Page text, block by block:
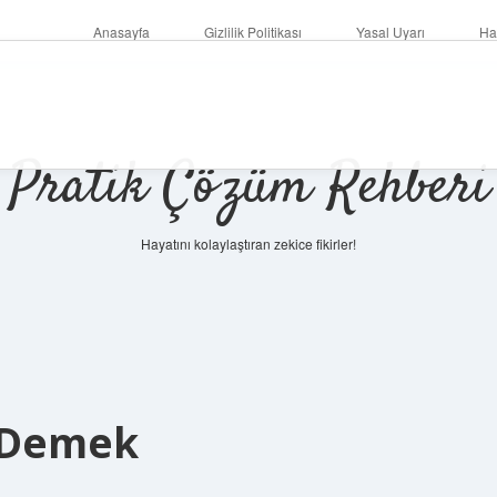
Anasayfa Gizlilik Politikası Yasal Uyarı
Pratik Çözüm Rehberi
Hayatını kolaylaştıran zekice fikirler!